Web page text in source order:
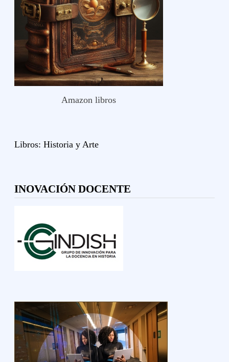
Amazon libros
Libros: Historia y Arte
INOVACIÓN DOCENTE